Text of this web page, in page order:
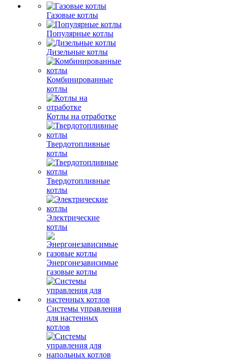
Газовые котлы
Популярные котлы
Дизельные котлы
Комбинированные
котлы
Котлы на отработке
Твердотопливные
котлы
Твердотопливные
котлы
Электрические
котлы
Энергонезависимые
газовые котлы
Системы управления
для настенных
котлов